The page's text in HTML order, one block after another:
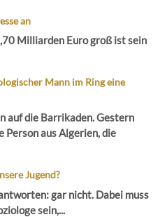
an
Milliarden Euro groß ist sein
Mann im Ring eine
auf die Barrikaden. Gestern
Person aus Algerien, die
Jugend?
gar nicht. Dabei muss
sein,...